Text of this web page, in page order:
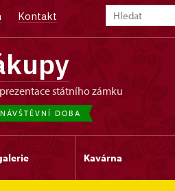
Kontakt
státního zámku
DOBA
Kavárna